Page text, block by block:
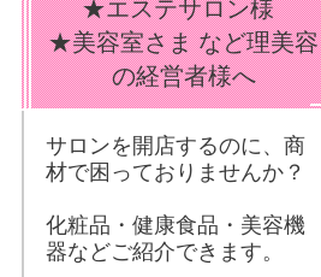
★エステサロン様
★美容室さま など理美容
の経営者様へ
サロンを開店するのに、商
材で困っておりませんか？
化粧品・健康食品・美容機
器などご紹介できます。